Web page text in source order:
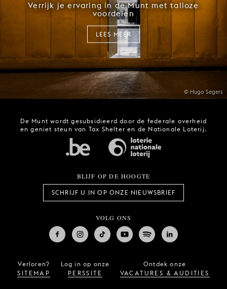
© Hugo Segers
Verrijk je ervaring in de Munt met talloze
voordelen
LEES MEER
De Munt wordt gesubsidieerd door de federale overheid
en geniet steun van Tax Shelter en de Nationale Loterij.
BLIJF OP DE HOOGTE
SCHRIJF U IN OP ONZE NIEUWSBRIEF
VOLG ONS
Verloren?
SITEMAP
Log in op onze
PERSSITE
Ontdek onze
VACATURES & AUDITIES